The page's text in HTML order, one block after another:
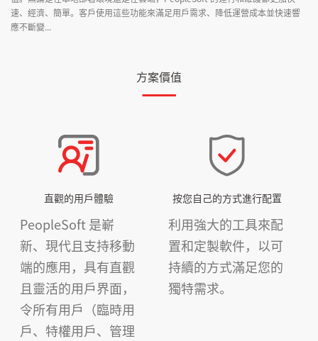
速、經濟、簡單。客戶使用這些功能來滿足用戶需求、降低運營成本並快速響
應不斷變...
方案價值
直觀的用戶體驗
PeopleSoft 是嶄
新、現代且支持移動
端的應用，具有直觀
且靈活的用戶界面，
令所有用戶（臨時用
戶、特權用戶、管理
按您自己的方式進行配置
利用強大的工具來配
置和定製軟件，以可
持續的方式滿足您的
獨特需求。